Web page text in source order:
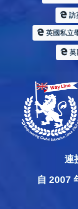
訪
英國私立
英
連
自 2007